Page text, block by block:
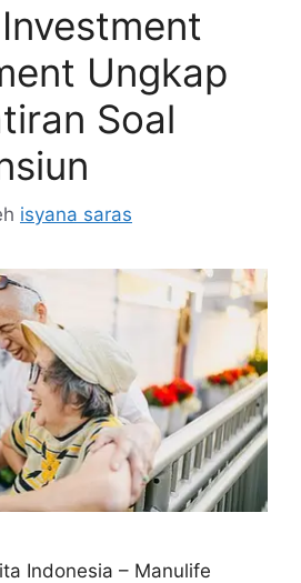
Ungkap
Soal
isyana saras
Indonesia – Manulife